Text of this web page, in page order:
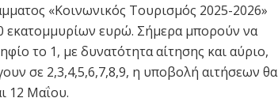
«Κοινωνικός Τουρισμός 2025-2026»
εκατομμυρίων ευρώ. Σήμερα μπορούν να
το 1, με δυνατότητα αίτησης και αύριο,
σε 2,3,4,5,6,7,8,9, η υποβολή αιτήσεων θα
12 Μαΐου.